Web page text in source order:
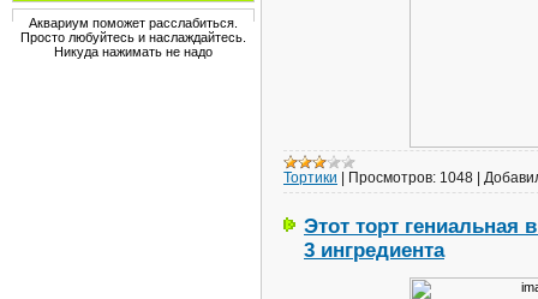
Аквариум поможет расслабиться.
Просто любуйтесь и наслаждайтесь.
Никуда нажимать не надо
Тортики | Просмотров: 1048 |
Этот торт гениальная
3 ингредиента